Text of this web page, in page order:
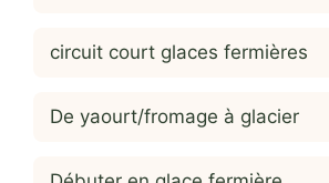
circuit court glaces fermières
De yaourt/fromage à glacier